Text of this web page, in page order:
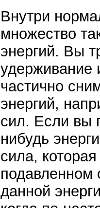
Внутри
множество
энергий. Вы
удерживание
частично
энергий,
сил. Если вы
нибудь
сила,
подавленном
данной